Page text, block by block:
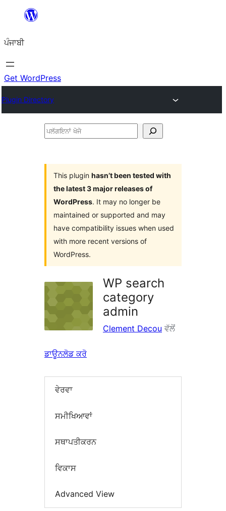
'ਤੇ
ਜਾਓ
ਪੰਜਾਬੀ
Get WordPress
Plugin Directory
ਪਲੱਗਇਨਾਂ
This plugin hasn’t been tested with
the latest 3 major releases of
WordPress. It may no longer be
maintained or supported and may
have compatibility issues when used
with more recent versions of
WordPress.
WP search
category
admin
Clement Decou ਵੱਲੋਂ
ਡਾਊਨਲੋਡ ਕਰੋ
ਵੇਰਵਾ
ਸਮੀਖਿਆਵਾਂ
ਸਥਾਪਤੀਕਰਨ
ਵਿਕਾਸ
Advanced View